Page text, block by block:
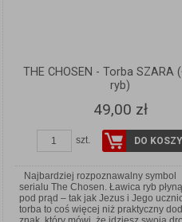
THE CHOSEN - Torba SZARA
ryb)
49,00 zł
szt. DO
Najbardziej rozpoznawalny symbol
serialu The Chosen. Ławica ryb
pod prąd – tak jak Jezus i Jego
torba to coś więcej niż praktyczny